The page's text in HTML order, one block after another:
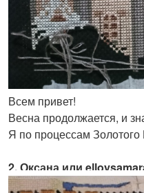
Всем привет!
Весна продолжается, и
Я по процессам
2. Оксана или